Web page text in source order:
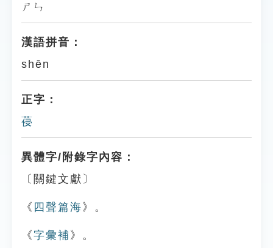
ㄕㄣ
漢語拼音：
shēn
正字：
葠
異體字/附錄字內容：
〔關鍵文獻〕
《 四聲篇海 》。
《字彙補 》。